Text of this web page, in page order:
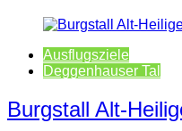
Ausflugsziele
Deggenhauser Tal
Burgstall Alt-